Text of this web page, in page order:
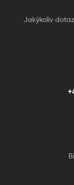
Jakýkoliv